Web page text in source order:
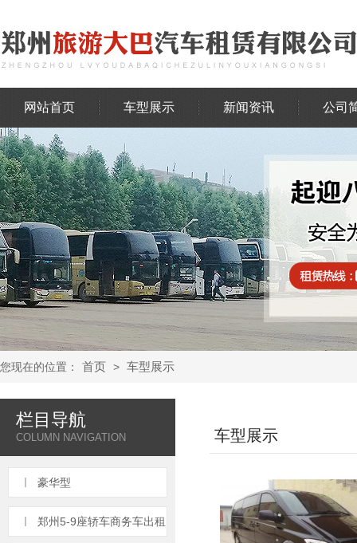
网站首页 车型展示 新闻资讯 公司
您现在的位置： 首页 > 车型展示
栏目导航
COLUMN NAVIGATION
豪华型
郑州5-9座轿车商务车出租
车型展示